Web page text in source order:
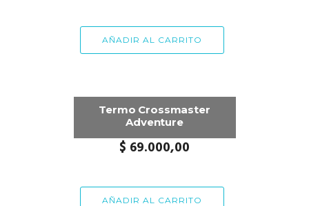
AÑADIR AL CARRITO
Termo Crossmaster
Adventure
$ 69.000,00
AÑADIR AL CARRITO